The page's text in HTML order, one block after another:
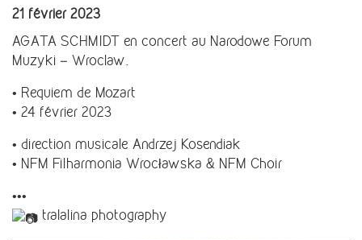
21 février 2023
AGATA SCHMIDT en concert au Narodowe Forum
Muzyki – Wroclaw.
• Requiem de Mozart
• 24 février 2023
• direction musicale Andrzej Kosendiak
• NFM Filharmonia Wrocławska & NFM Choir
•••
tralalina photography